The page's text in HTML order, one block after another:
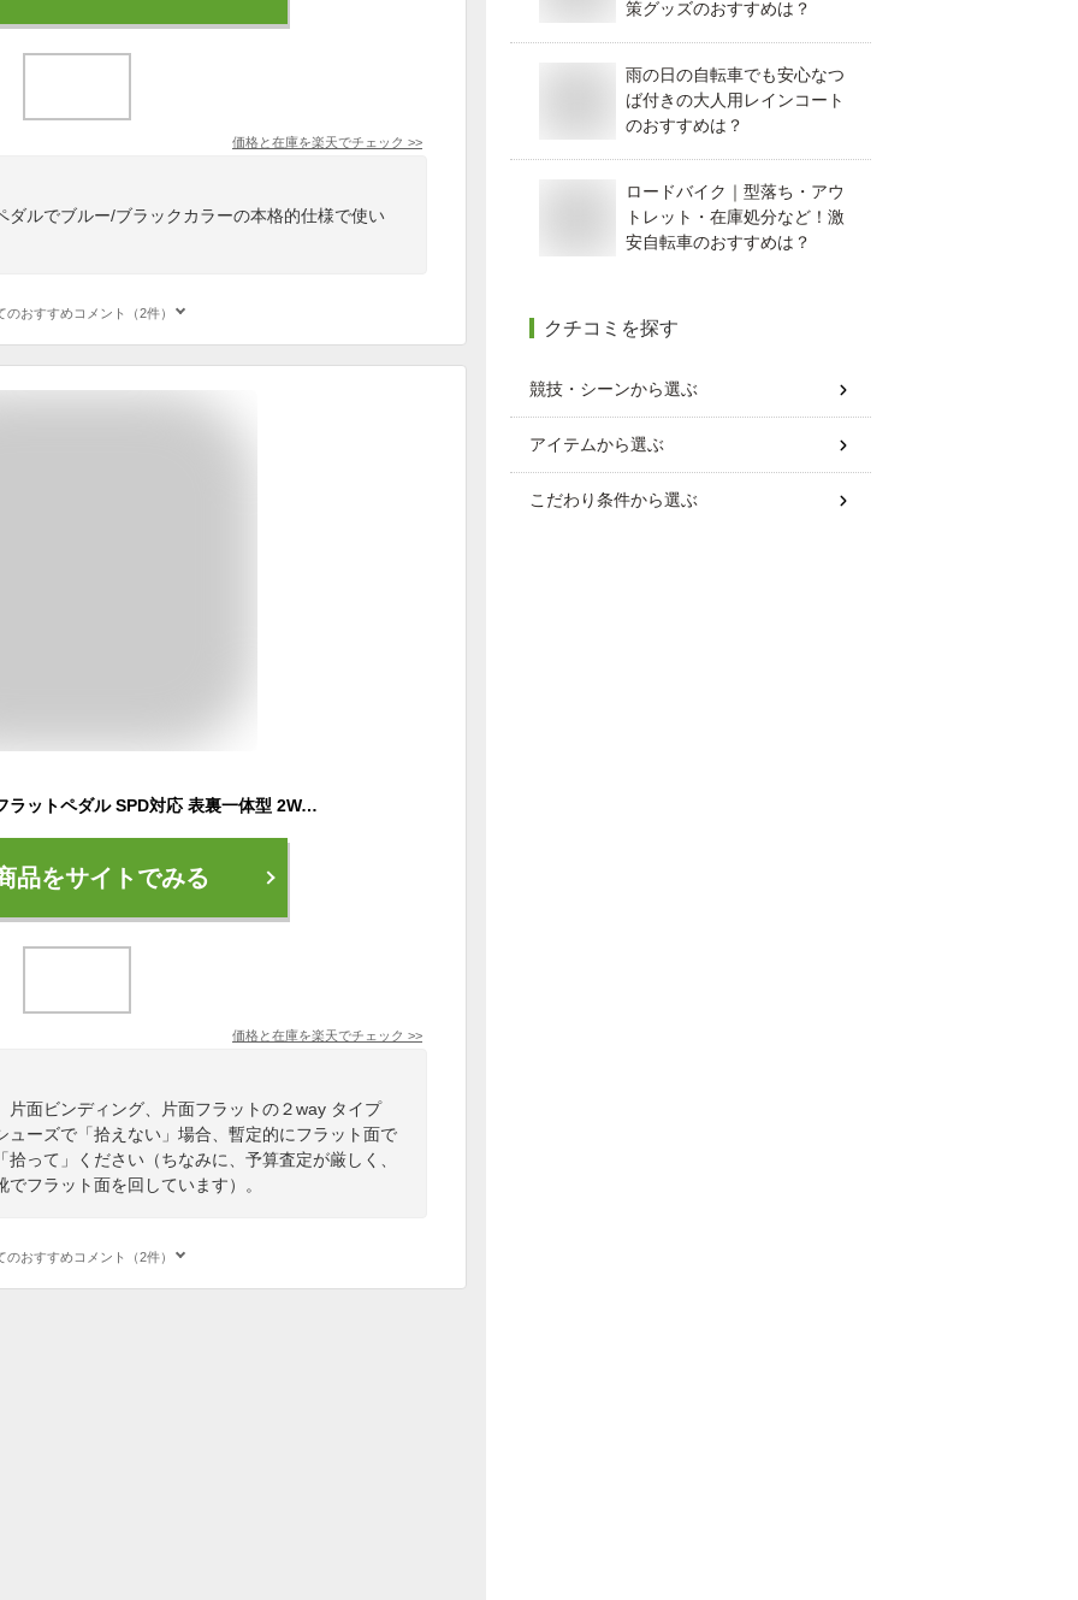
価格と在庫を楽天でチェック >>
ダルでブルー/ブラックカラーの本格的仕様で使い
のおすすめコメント（2件）
ビンディングペダル フラットペダル SPD対応 表裏一体型 2WAYタイプ 片面フラット 裏表で用途が違う 初心者にもおすすめ 自転車ペダル ロードバイク 幅広スクエア型 アルミペダル 防水 防腐 クロムモリブデン鋼シャフト クロモリ クリート付属 片面フラット PD15-BK
品をサイトでみる
価格と在庫を楽天でチェック >>
片面ビンディング、片面フラットの２way タイプ
ーズで「拾えない」場合、暫定的にフラット面で
って」ください（ちなみに、予算査定が厳しく、
フラット面を回しています）。
のおすすめコメント（2件）
策グッズのおすすめは？
雨の日の自転車でも安心なつ
ば付きの大人用レインコート
のおすすめは？
ロードバイク｜型落ち・アウ
トレット・在庫処分など！激
安自転車のおすすめは？
クチコミを探す
競技・シーンから選ぶ
アイテムから選ぶ
こだわり条件から選ぶ